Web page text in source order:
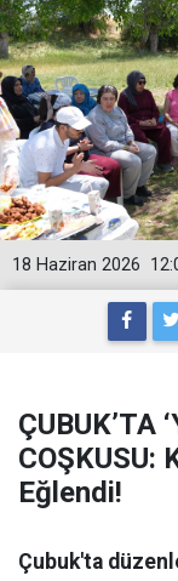
18 Haziran 2026
ÇUBUK’TA
COŞKUSU:
Eğlendi!
Çubuk'ta